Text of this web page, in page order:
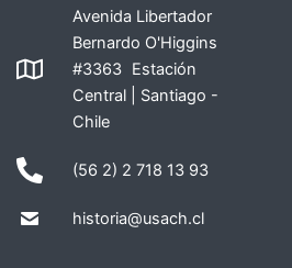
Avenida Libertador
Bernardo O'Higgins
#3363 Estación
Central | Santiago -
Chile
(56 2) 2 718 13 93
historia@usach.cl